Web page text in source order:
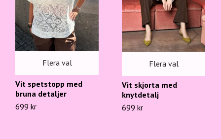
Flera val
Vit spetstopp med
bruna detaljer
699 kr
Flera val
Vit skjorta med
knytdetalj
699 kr